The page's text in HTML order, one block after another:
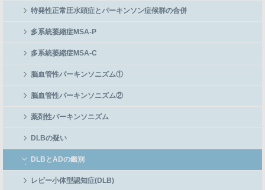
特発性正常圧水頭症とパーキンソン症候群の合併
多系統萎縮症MSA-P
多系統萎縮症MSA-C
脳血管性パーキンソニズム①
脳血管性パーキンソニズム②
薬剤性パーキンソニズム
DLBの疑い
DLBとADの鑑別
レビー小体型認知症(DLB)